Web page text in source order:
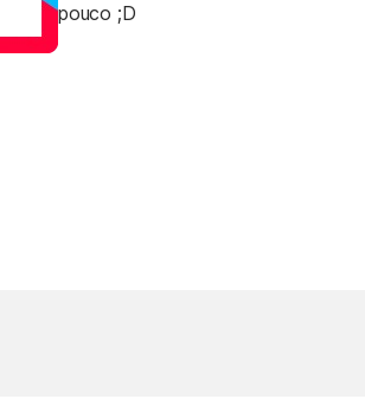
pouco ;D